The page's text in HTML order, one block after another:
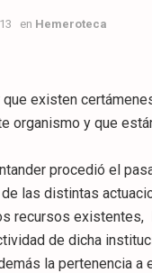
en Hemeroteca
existen
organismo y que
procedió el
las distintas
recursos
de dicha
la pertenencia